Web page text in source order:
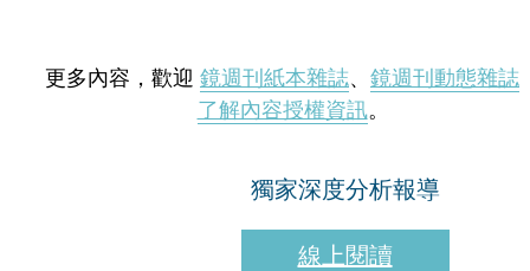
更多內容，歡迎 鏡週刊紙本雜誌、 鏡週刊動態雜誌
了解內容授權資訊。
獨家深度分析報導
線上閱讀